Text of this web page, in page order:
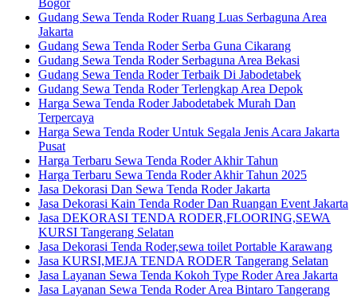
Bogor
Gudang Sewa Tenda Roder Ruang Luas Serbaguna Area
Jakarta
Gudang Sewa Tenda Roder Serba Guna Cikarang
Gudang Sewa Tenda Roder Serbaguna Area Bekasi
Gudang Sewa Tenda Roder Terbaik Di Jabodetabek
Gudang Sewa Tenda Roder Terlengkap Area Depok
Harga Sewa Tenda Roder Jabodetabek Murah Dan
Terpercaya
Harga Sewa Tenda Roder Untuk Segala Jenis Acara Jakarta
Pusat
Harga Terbaru Sewa Tenda Roder Akhir Tahun
Harga Terbaru Sewa Tenda Roder Akhir Tahun 2025
Jasa Dekorasi Dan Sewa Tenda Roder Jakarta
Jasa Dekorasi Kain Tenda Roder Dan Ruangan Event Jakarta
Jasa DEKORASI TENDA RODER,FLOORING,SEWA
KURSI Tangerang Selatan
Jasa Dekorasi Tenda Roder,sewa toilet Portable Karawang
Jasa KURSI,MEJA TENDA RODER Tangerang Selatan
Jasa Layanan Sewa Tenda Kokoh Type Roder Area Jakarta
Jasa Layanan Sewa Tenda Roder Area Bintaro Tangerang